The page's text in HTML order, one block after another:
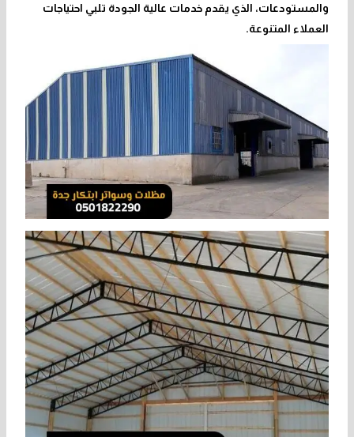
والمستودعات، الذي يقدم خدمات عالية الجودة تلبي احتياجات
العملاء المتنوعة.